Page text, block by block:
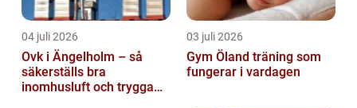
04 juli 2026
Ovk i Ängelholm – så
säkerställs bra
inomhusluft och trygga
03 juli 2026
Gym Öland träning som
fungerar i vardagen